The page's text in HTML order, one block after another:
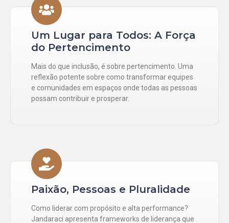
Um Lugar para Todos: A Força
do Pertencimento
Mais do que inclusão, é sobre pertencimento. Uma
reflexão potente sobre como transformar equipes
e comunidades em espaços onde todas as pessoas
possam contribuir e prosperar.
Paixão, Pessoas e Pluralidade
Como liderar com propósito e alta performance?
Jandaraci apresenta frameworks de liderança que